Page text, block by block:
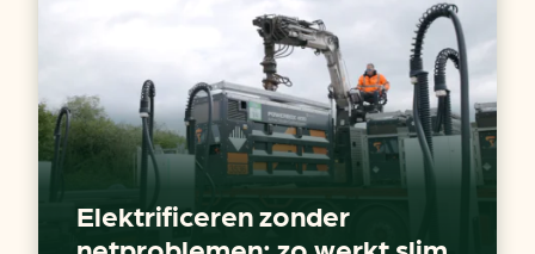
Elektrificeren zonder